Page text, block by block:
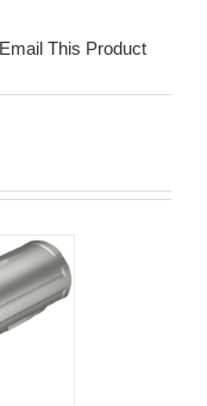
Email This Product